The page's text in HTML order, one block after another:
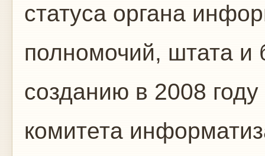
статуса органа
полномочий, штата и
созданию в 2008 году
комитета